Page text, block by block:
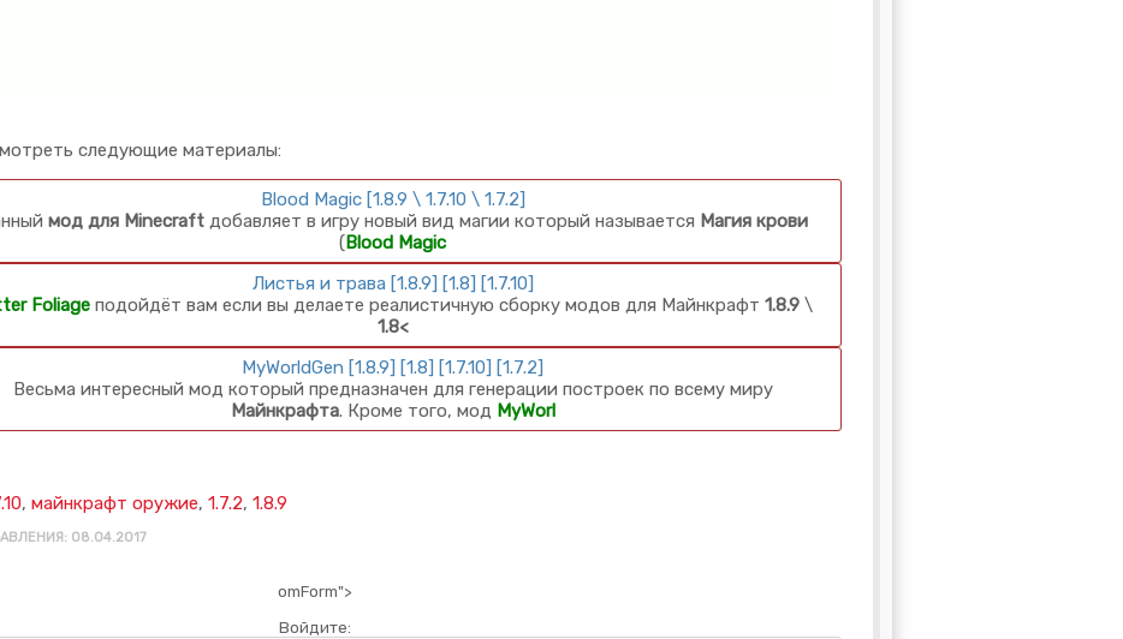
следующие материалы:
Blood Magic [1.8.9 \ 1.7.10 \ 1.7.2]
мод для Minecraftдобавляет в игру новый вид магии который называется Магия крови
(Blood Magic
Листья и трава [1.8.9] [1.8] [1.7.10]
Foliage подойдёт вам если вы делаете реалистичную сборку модов для Майнкрафт 1.8.9 \
1.8<
MyWorldGen [1.8.9] [1.8] [1.7.10] [1.7.2]
Весьма интересный мод который предназначен для генерации построек по всему миру
Майнкрафта. Кроме того, мод MyWorl
, майнкрафт оружие, 1.7.2, 1.8.9
08.04.2017
omForm">
Войдите: